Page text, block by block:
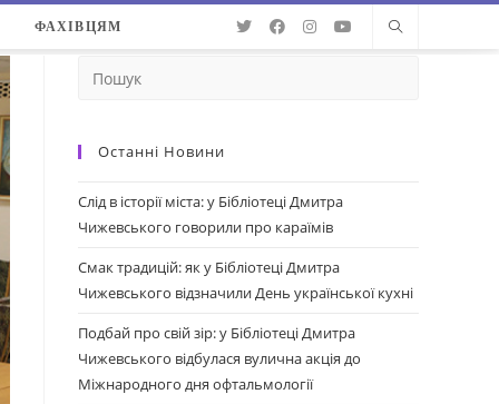
ФАХІВЦЯМ
Останні Новини
Слід в історії міста: у Бібліотеці Дмитра
Чижевського говорили про караїмів
Смак традицій: як у Бібліотеці Дмитра
Чижевського відзначили День української кухні
Подбай про свій зір: у Бібліотеці Дмитра
Чижевського відбулася вулична акція до
Міжнародного дня офтальмології